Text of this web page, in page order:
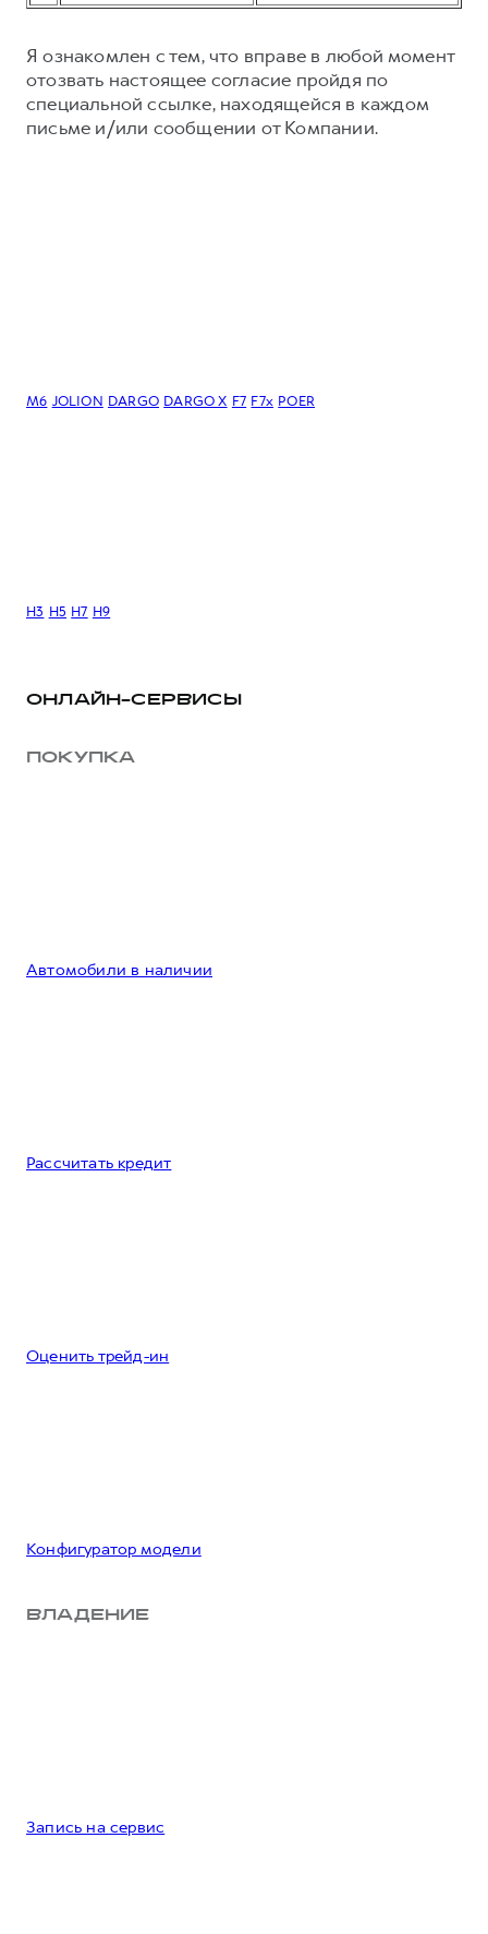
Я ознакомлен с тем, что вправе в любой момент
отозвать настоящее согласие пройдя по
специальной ссылке, находящейся в каждом
письме и/или сообщении от Компании.
M6 JOLION DARGO DARGO Х F7 F7x POER
H3 H5 H7 H9
ОНЛАЙН-СЕРВИСЫ
ПОКУПКА
Автомобили в наличии
Рассчитать кредит
Оценить трейд-ин
Конфигуратор модели
ВЛАДЕНИЕ
Запись на сервис